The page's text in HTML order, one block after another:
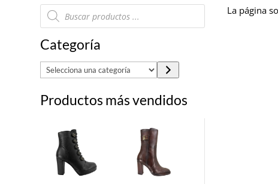
Búsqueda
de
productos
Categoría
lProductos más vendidos
La página